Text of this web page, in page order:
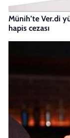
Münih’te Ver.di
hapis cezası